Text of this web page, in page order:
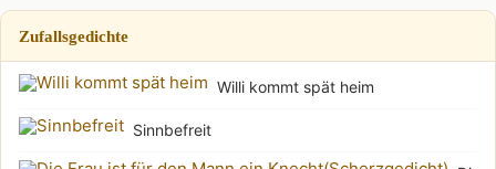
Zufallsgedichte
Willi kommt spät heim
Sinnbefreit